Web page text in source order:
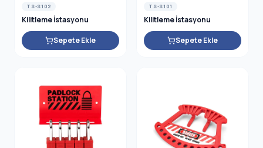
TS-S102
Kilitleme İstasyonu
Sepete Ekle
TS-S101
Kilitleme İstasyonu
Sepete Ekle